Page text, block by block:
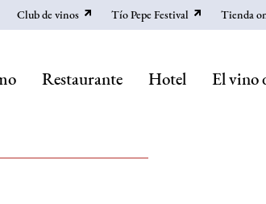
Club de vinos Tío Pepe Festival Tienda
Restaurante Hotel El vino